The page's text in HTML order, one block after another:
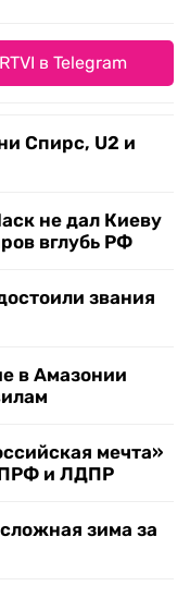
в Telegram
Спирс, U2 и
не дал Киеву
вглубь РФ
звания
в Амазонии
мечта»
и ЛДПР
зима за